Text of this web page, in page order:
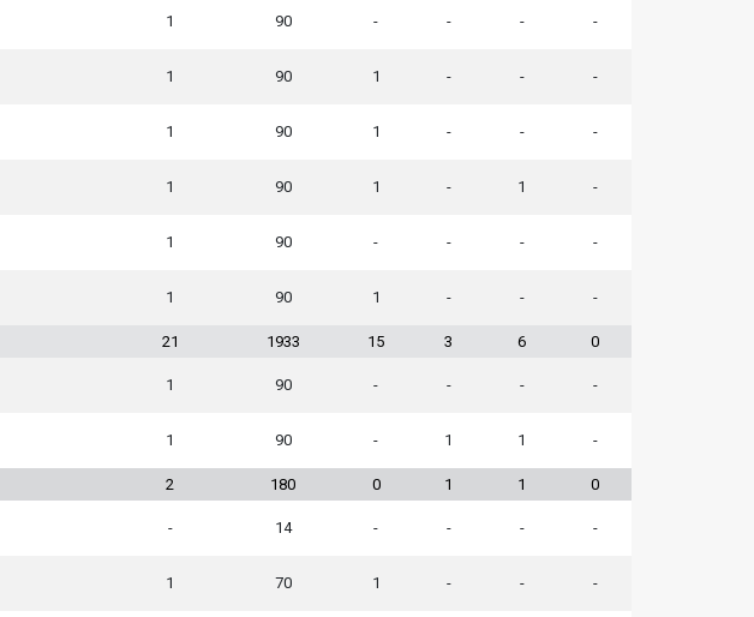
1 90 - - - -
1 90 1 - - -
1 90 1 - - -
1 90 1 - 1 -
1 90 - - - -
1 90 1 - - -
21 1933 15 3 6 0
1 90 - - - -
1 90 - 1 1 -
2 180 0 1 1 0
- 14 - - - -
1 70 1 - - -